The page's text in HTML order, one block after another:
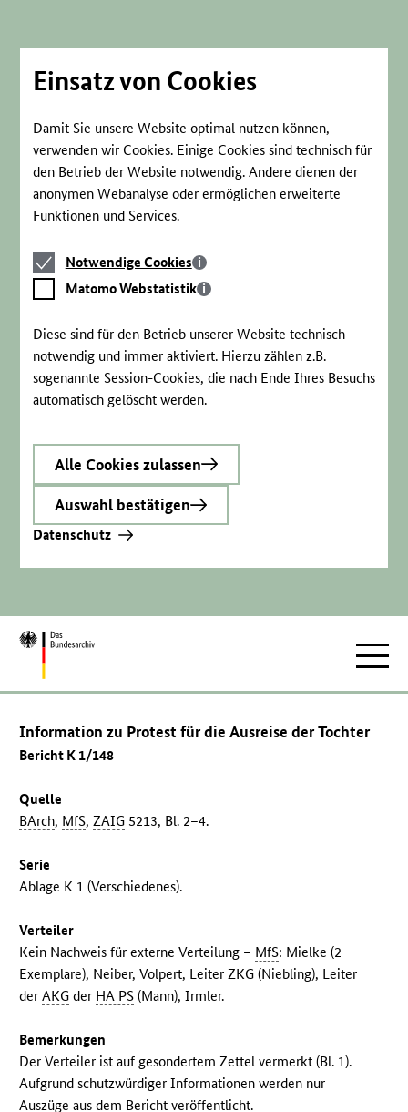
Einsatz von Cookies
Damit Sie unsere Website optimal nutzen können,
verwenden wir Cookies. Einige Cookies sind technisch für
den Betrieb der Website notwendig. Andere dienen der
anonymen Webanalyse oder ermöglichen erweiterte
Funktionen und Services.
Notwendige
Cookies
Notwendige Cookies
Matomo
Webstatistik
Matomo Webstatistik
Diese sind für den Betrieb unserer Website technisch
notwendig und immer aktiviert. Hierzu zählen z.B.
sogenannte Session-Cookies, die nach Ende Ihres Besuchs
automatisch gelöscht werden.
Alle Cookies zulassen
Auswahl bestätigen
Datenschutz
Zur
Information zu Protest für die Ausreise der Tochter
Bericht K 1/148
Quelle
BArch, MfS,ZAIG 5213, Bl. 2–4.
Serie
Ablage K 1 (Verschiedenes).
Verteiler
Kein Nachweis für externe Verteilung – MfS: Mielke (2
Exemplare), Neiber, Volpert, LeiterZKG (Niebling), Leiter
derAKG der HA PS (Mann), Irmler.
Bemerkungen
Der Verteiler ist auf gesondertem Zettel vermerkt (Bl. 1).
Aufgrund schutzwürdiger Informationen werden nur
Auszüge aus dem Bericht veröffentlicht.